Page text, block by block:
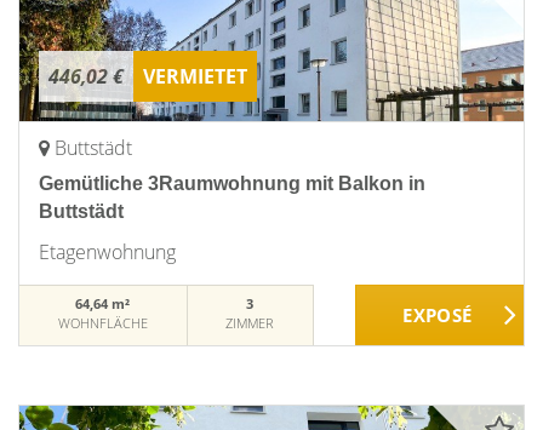
446,02 € VERMIETET
Buttstädt
Gemütliche 3Raumwohnung mit Balkon in
Buttstädt
Etagenwohnung
64,64 m²
WOHNFLÄCHE
3
ZIMMER